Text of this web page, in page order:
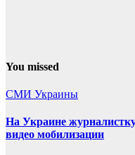
You missed
СМИ Украины
На Украине
видео мобилизации